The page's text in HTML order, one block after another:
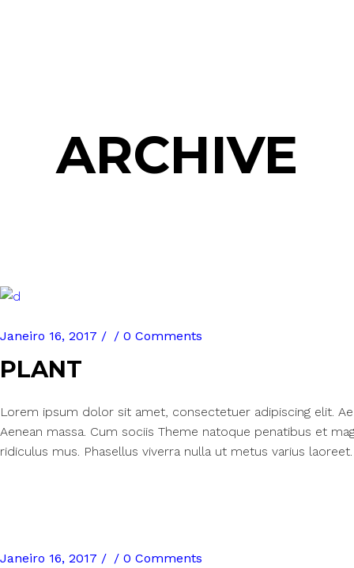
ARCHIVE
Janeiro 16, 2017 0 Comments
PLANT
Lorem ipsum dolor sit amet, consectetuer adipiscing elit.
Aenean massa. Cum sociis Theme natoque penatibus et
ridiculus mus. Phasellus viverra nulla ut metus varius
Janeiro 16, 2017 0 Comments